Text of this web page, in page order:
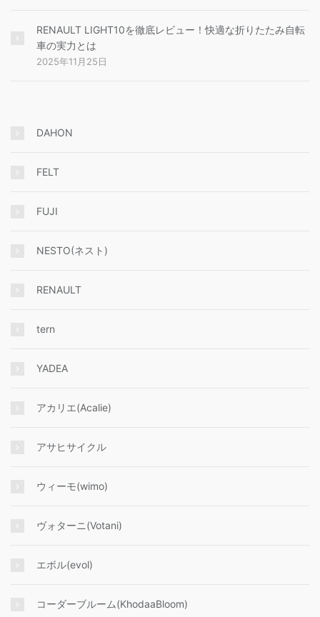
RENAULT LIGHT10を徹底レビュー！快適な折りたたみ自転
車の実力とは
2025年11月25日
DAHON
FELT
FUJI
NESTO(ネスト)
RENAULT
tern
YADEA
アカリエ(Acalie)
アサヒサイクル
ウィーモ(wimo)
ヴォターニ(Votani)
エボル(evol)
コーダーブルーム(KhodaaBloom)